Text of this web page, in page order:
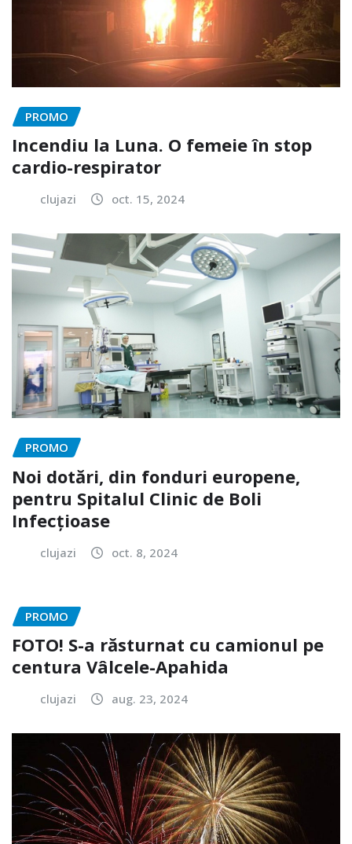
PROMO
Incendiu la Luna. O femeie în stop
cardio-respirator
clujazi oct. 15, 2024
PROMO
Noi dotări, din fonduri europene,
pentru Spitalul Clinic de Boli
Infecțioase
clujazi oct. 8, 2024
PROMO
FOTO! S-a răsturnat cu camionul pe
centura Vâlcele-Apahida
clujazi aug. 23, 2024